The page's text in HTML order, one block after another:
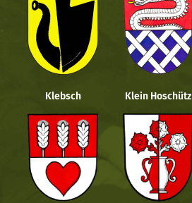
Klebsch Klein Hoschütz